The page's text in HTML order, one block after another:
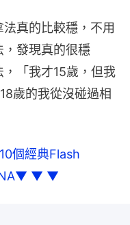
真的比較穩，不用
發現真的很穩
「我才15歲，但我
歲的我從沒碰過相
個經典Flash
▼ ▼